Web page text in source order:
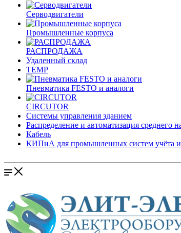
Cерводвигатели
Промышленные корпуса
РАСПРОДАЖА
Удаленный склад
TEMP
Пневматика FESTO и аналоги
CIRCUTOR
Системы управления зданием
Распределение и автоматизация среднего
Кабель
КИПиА для промышленных систем учёта и